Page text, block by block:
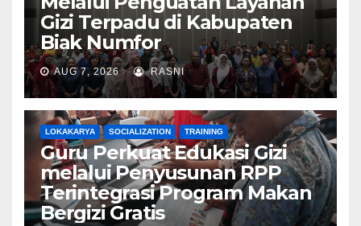
Gizi Terpadu di Kabupaten
Biak Numfor
AUG 7, 2026 RASNI
LOKAKARYA SOCIALIZATION TRAINING
Guru Perkuat Edukasi Gizi
melalui Penyusunan RPP
Terintegrasi Program Makan
Bergizi Gratis